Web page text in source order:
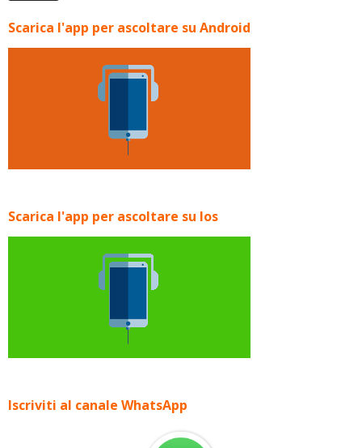
Scarica l'app per ascoltare su Android
Scarica l'app per ascoltare su Ios
Iscriviti al canale WhatsApp